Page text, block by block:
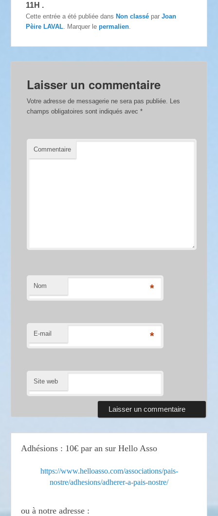
11H .
Cette entrée a été publiée dansNon classé parJoan
Pèire LAVAL . Marquer lepermalien
Laisser un commentaire
Votre adresse de messagerie ne sera pas publiée. Les
champs obligatoires sont indiqués avec*
Commentaire
Nom *
E-mail *
Site web
Adhésions : 10€ par an sur Hello Asso
https://www.helloasso.com/associations/pais-
nostre/adhesions/adherer-a-pais-nostre/
ou à notre adresse :